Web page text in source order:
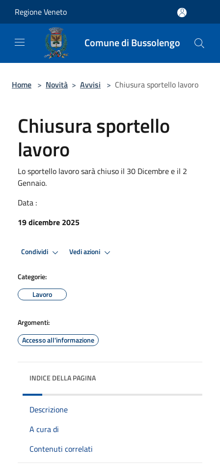
Regione Veneto
Comune di Bussolengo
Home > Novità > Avvisi > Chiusura sportello lavoro
Chiusura sportello
lavoro
Lo sportello lavoro sarà chiuso il 30 Dicembre e il 2
Gennaio.
Data :
19 dicembre 2025
Condividi Vedi azioni
Categorie:
Lavoro
Argomenti:
Accesso all'informazione
INDICE DELLA PAGINA
Descrizione
A cura di
Contenuti correlati